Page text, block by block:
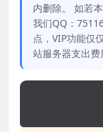
内删除。 如若
我们QQ：
点，VIP功能仅
站服务器支出费